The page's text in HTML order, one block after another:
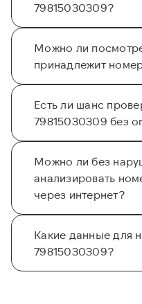
79815030309?
Можно ли
принадлежит
Есть ли шанс
79815030309 без
Можно ли без
анализировать
через интернет?
Какие данные для
79815030309?